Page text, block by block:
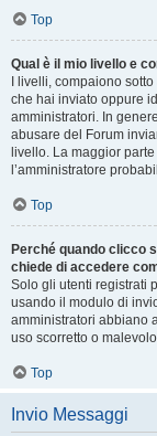
Top
Qual è il mio livello e
I livelli, compaiono
che hai inviato oppure
amministratori. In
abusare del Forum
livello. La maggior
l’amministratore
Top
Perché quando clicco
chiede di accedere
Solo gli utenti registrati
usando il modulo di
amministratori abbiano
uso scorretto o
Top
Invio Messaggi